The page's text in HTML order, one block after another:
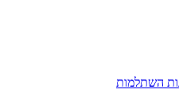
השתלמות